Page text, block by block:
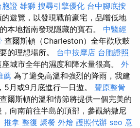
胞證 雄獅 搜尋引擎優化 台中腳底按
遊覽，以發現戰前豪宅，品嚐低地
本地指南發現隱藏的寶石。 中醫經
查爾斯頓（Charleston）全年歡欣鼓
的理想場所。 台中按摩店 台胞證照
城市全年的濕度和降水量很高。 外
薦 為了避免高溫和強烈的降雨，我建
5月或9月底進行一日遊。 豐原整骨
爾斯頓的溫和情節將提供一個完美的
向南前往半島的頂部，參觀納撒尼
推拿 整復 聚餐 外燴 護照代辦 seo 意